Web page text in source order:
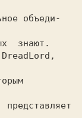
объеди-
знают.